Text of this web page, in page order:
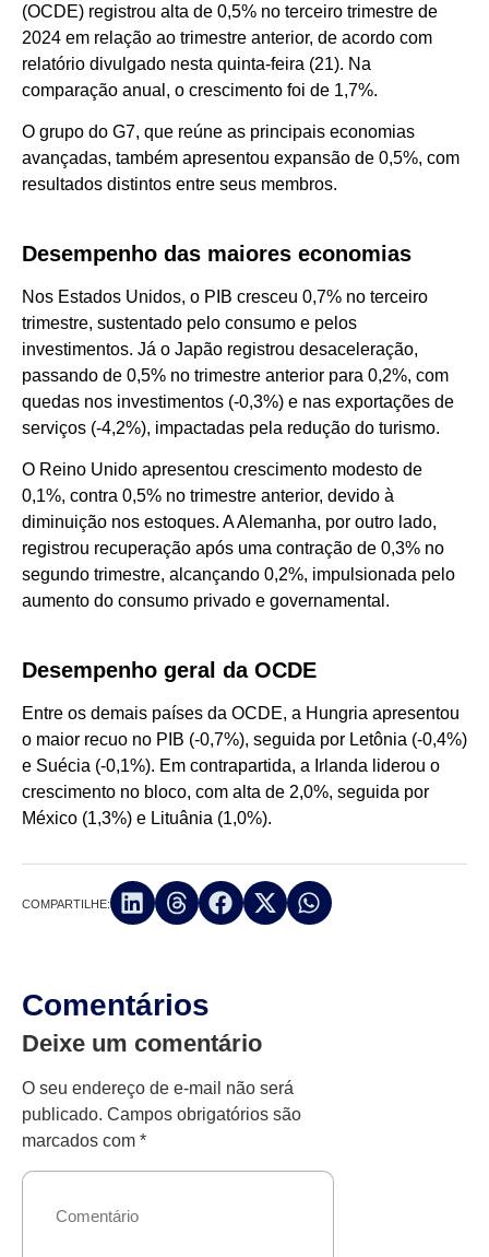
(OCDE) registrou alta de 0,5% no terceiro trimestre de
2024 em relação ao trimestre anterior, de acordo com
relatório divulgado nesta quinta-feira (21). Na
comparação anual, o crescimento foi de 1,7%.
O grupo do G7, que reúne as principais economias
avançadas, também apresentou expansão de 0,5%, com
resultados distintos entre seus membros.
Desempenho das maiores economias
Nos Estados Unidos, o PIB cresceu 0,7% no terceiro
trimestre, sustentado pelo consumo e pelos
investimentos. Já o Japão registrou desaceleração,
passando de 0,5% no trimestre anterior para 0,2%, com
quedas nos investimentos (-0,3%) e nas exportações de
serviços (-4,2%), impactadas pela redução do turismo.
O Reino Unido apresentou crescimento modesto de
0,1%, contra 0,5% no trimestre anterior, devido à
diminuição nos estoques. A Alemanha, por outro lado,
registrou recuperação após uma contração de 0,3% no
segundo trimestre, alcançando 0,2%, impulsionada pelo
aumento do consumo privado e governamental.
Desempenho geral da OCDE
Entre os demais países da OCDE, a Hungria apresentou
o maior recuo no PIB (-0,7%), seguida por Letônia (-0,4%)
e Suécia (-0,1%). Em contrapartida, a Irlanda liderou o
crescimento no bloco, com alta de 2,0%, seguida por
México (1,3%) e Lituânia (1,0%).
COMPARTILHE:
Comentários
Deixe um comentário
O seu endereço de e-mail não será
publicado. Campos obrigatórios são
marcados com *